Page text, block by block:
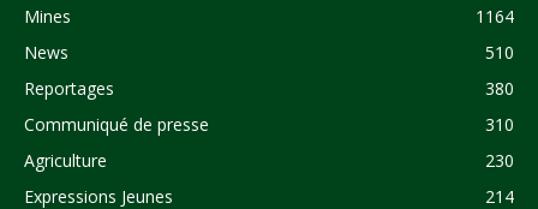
Mines
1164
News
510
Reportages
380
Communiqué de presse
310
Agriculture
230
Expressions Jeunes
214